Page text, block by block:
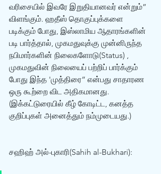
வரிசையில் இவரே இறுதியானவர் என்றும்”
விளங்கும். ஹதீஸ் தொகுப்புக்களை
படிக்கும் போது, இஸ்லாமிய ஆதாரங்களின்
படி பார்த்தால், முகமதுவுக்கு முன்னிருந்த
நபிமார்களின் நிலைகளோடு(Status) ,
முகமதுவின் நிலையைப் பற்றிப் பார்க்கும்
போது இந்த 'முத்திரை” என்பது சாதாரண
ஒரு கூற்றை விட அதிகமானது.
(இக்கட்டுரையில் கீழ் கோடிட்ட, கனத்த
குறிப்புகள் அனைத்தும் நம்முடையது.)
சஹிஹ் அல்-புகாரி(Sahih al-Bukhari):